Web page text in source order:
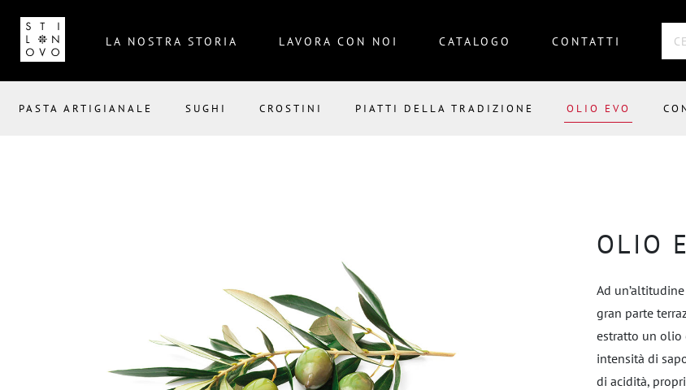
LA NOSTRA STORIA LAVORA CON NOI CATALOGO CONTATTI
PASTA ARTIGIANALE SUGHI CROSTINI PIATTI DELLA TRADIZIONE OLIO EVO
OLIO
Ad
gran parte
estratto un olio
intensità di
di acidità,